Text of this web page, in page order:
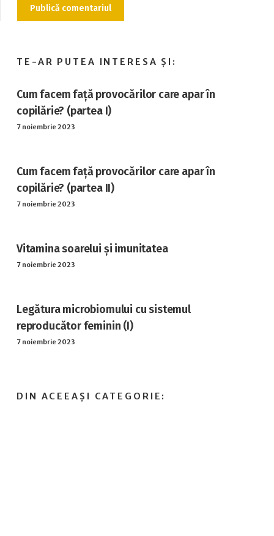
Cum facem față provocărilor care apar în
copilărie? (partea I)
7 noiembrie 2023
Cum facem față provocărilor care apar în
copilărie? (partea II)
7 noiembrie 2023
Vitamina soarelui și imunitatea
7 noiembrie 2023
Legătura microbiomului cu sistemul
reproducător feminin (I)
7 noiembrie 2023
Publică comentariul